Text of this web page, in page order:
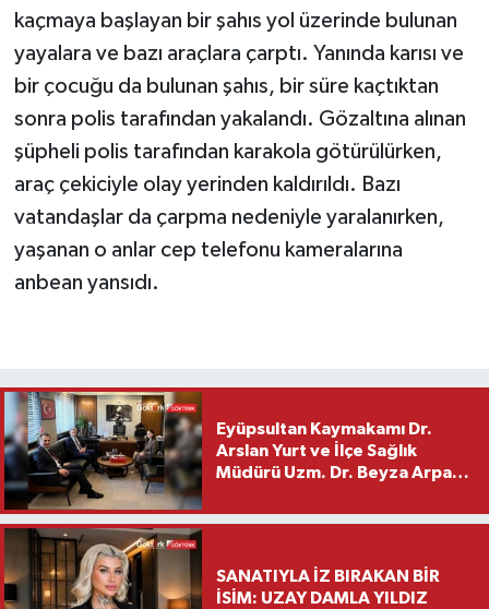
kaçmaya başlayan bir şahıs yol üzerinde bulunan
yayalara ve bazı araçlara çarptı. Yanında karısı ve
bir çocuğu da bulunan şahıs, bir süre kaçtıktan
sonra polis tarafından yakalandı. Gözaltına alınan
şüpheli polis tarafından karakola götürülürken,
araç çekiciyle olay yerinden kaldırıldı. Bazı
vatandaşlar da çarpma nedeniyle yaralanırken,
yaşanan o anlar cep telefonu kameralarına
anbean yansıdı.
Eyüpsultan Kaymakamı Dr.
Arslan Yurt ve İlçe Sağlık
Müdürü Uzm. Dr. Beyza Arpacı
Ziyareti
SANATIYLA İZ BIRAKAN BİR
İSİM: UZAY DAMLA YILDIZ